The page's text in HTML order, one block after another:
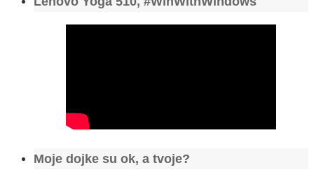
Moje dojke su ok, a tvoje?